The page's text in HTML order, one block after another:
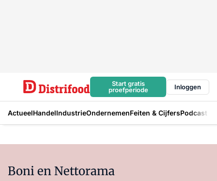
Start gratis
proefperiode
Inloggen
ActueelHandelIndustrieOndernemenFeiten & CijfersPodcast
Boni en Nettorama